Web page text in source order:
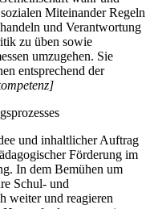
Miteinander Regeln
und Verantwortung
zu üben sowie
umzugehen. Sie
entsprechend der
und inhaltlicher Auftrag
Förderung im
In dem Bemühen um
Schul- und
weiter und reagieren